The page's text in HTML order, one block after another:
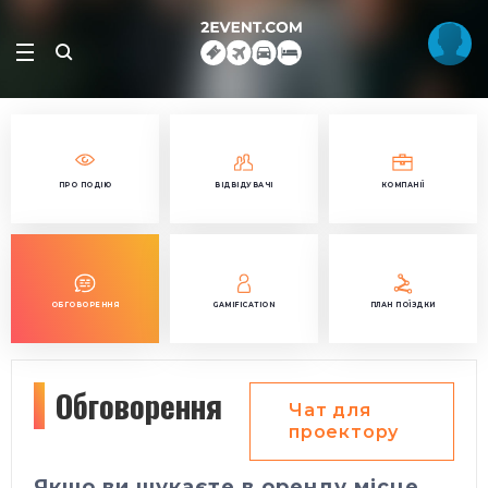
ПРО ПОДІЮ ВІДВІДУВАЧІ КОМПАНІЇ
ОБГОВОРЕННЯ GAMIFICATION ПЛАН ПОЇЗДКИ
Обговорення
Чат для
проектору